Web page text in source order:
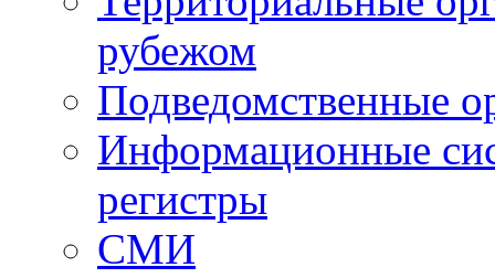
рубежом
Подведомственные
Информационные
регистры
СМИ